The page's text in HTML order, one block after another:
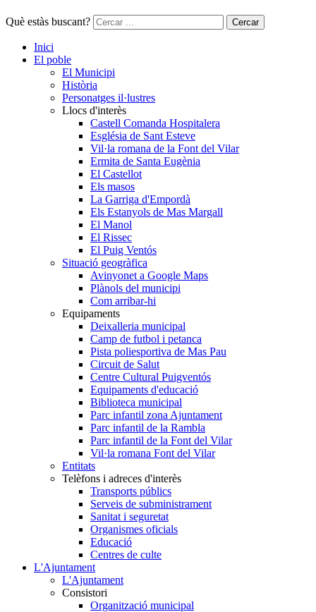
Què estàs buscant? Cercar
Inici
El poble
El Municipi
Història
Personatges il·lustres
Llocs d'interès
Castell Comanda Hospitalera
Església de Sant Esteve
Vil·la romana de la Font del Vilar
Ermita de Santa Eugènia
El Castellot
Els masos
La Garriga d'Empordà
Els Estanyols de Mas Margall
El Manol
El Rissec
El Puig Ventós
Situació geogràfica
Avinyonet a Google Maps
Plànols del municipi
Com arribar-hi
Equipaments
Deixalleria municipal
Camp de futbol i petanca
Pista poliesportiva de Mas Pau
Circuit de Salut
Centre Cultural Puigventós
Equipaments d'educació
Biblioteca municipal
Parc infantil zona Ajuntament
Parc infantil de la Rambla
Parc infantil de la Font del Vilar
Vil·la romana Font del Vilar
Entitats
Telèfons i adreces d'interès
Transports públics
Serveis de subministrament
Sanitat i seguretat
Organismes oficials
Educació
Centres de culte
L'Ajuntament
L'Ajuntament
Consistori
Organització municipal